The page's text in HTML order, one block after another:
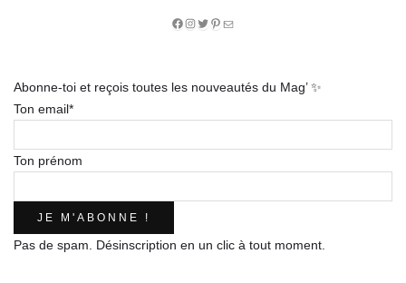
Facebook
Instagram
Twitter
Pinterest
E-
Abonne-toi et reçois toutes les nouveautés du Mag’ ✨
Ton email*
Ton prénom
Pas de spam. Désinscription en un clic à tout moment.